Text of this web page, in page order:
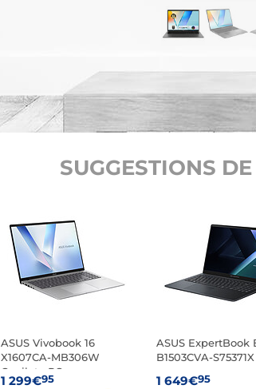
SUGGESTIONS
ASUS Vivobook 16
X1607CA-MB306W
Copilot+ PC
1 299€95
ASUS ExpertBook
B1503CVA-S75371X
1 649€95